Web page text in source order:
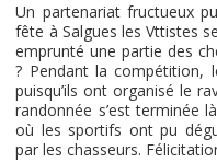
Un partenariat fructueux
fête à Salgues les Vttistes
emprunté une partie des
? Pendant la compétition,
puisqu’ils ont organisé le
randonnée s’est terminée
où les sportifs ont pu
par les chasseurs.